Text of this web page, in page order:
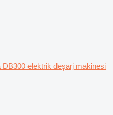
DB300 elektrik deşarj makinesi